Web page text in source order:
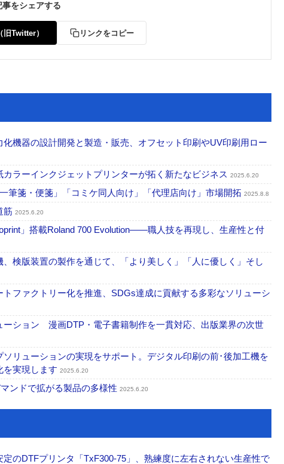
事をシェアする
旧Twitter） リンクをコピー
機器の設計開発と製造・販売、オフセット印刷やUV印刷用ロー
ラーインクジェットプリンターが拓く新たなビジネス 2025.6.20
筆箋・便箋」「コミケ同人向け」「代理店向け」市場開拓 2025.8.8
筋 2025.6.20
」搭載Roland 700 Evolution――職人技を再現し、生産性と付
検版装置の製作を通じて、「より美しく」「人に優しく」そし
ファクトリー化を推進、SDGs達成に貢献する多彩なソリューシ
ーション 漫画DTP・電子書籍制作を一貫対応、出版業界の次世
リューションの実現をサポート。デジタル印刷の前･後加工機を
を実現します 2025.6.20
ンドで拡がる製品の多様性 2025.6.20
のDTFプリンタ「TxF300-75」、熟練度に左右されない生産性で